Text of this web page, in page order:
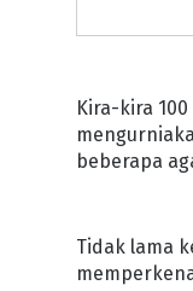
Kira-kira
beberapa
Tidak lama